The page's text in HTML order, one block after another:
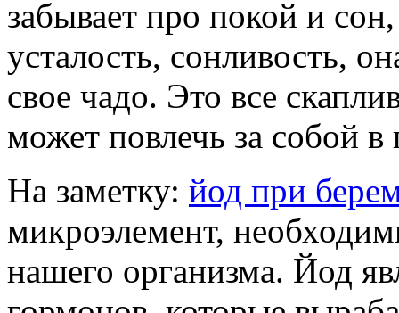
забывает про покой и
усталость, сонливость,
свое чадо. Это все
может повлечь за собой
На заметку: йод при
микроэлемент,
нашего организма. Йод